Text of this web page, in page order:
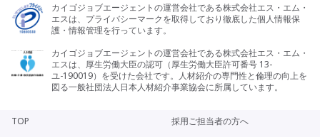
カイゴジョブエージェントの運営会社である株式会社エス・エム・
エスは、プライバシーマークを取得しており徹底した個人情報保
護・情報管理を行っています。
カイゴジョブエージェントの運営会社である株式会社エス・エム・
エスは、厚生労働大臣の認可（厚生労働大臣許可番号 13-
ユ-190019）を受けた会社です。人材紹介の専門性と倫理の向上を
図る一般社団法人日本人材紹介事業協会に所属しています。
TOP 採用ご担当者の方へ